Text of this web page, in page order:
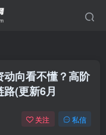
向看不懂？高阶
(更新6月
关注 私信